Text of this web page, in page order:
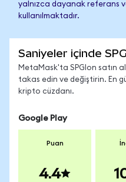
yalnızca dayanak referans
kullanılmaktadır.
Saniyeler içinde
MetaMask'ta SPGIon satın
takas edin ve değiştirin. En
kripto cüzdanı.
Google Play
Puan
4.4